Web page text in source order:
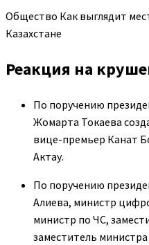
Общество Как выглядит
Казахстане
Реакция на
По поручению
Жомарта Токаева
вице-премьер Канат
Актау.
По поручению
Алиева, министр
министр по ЧС,
заместитель